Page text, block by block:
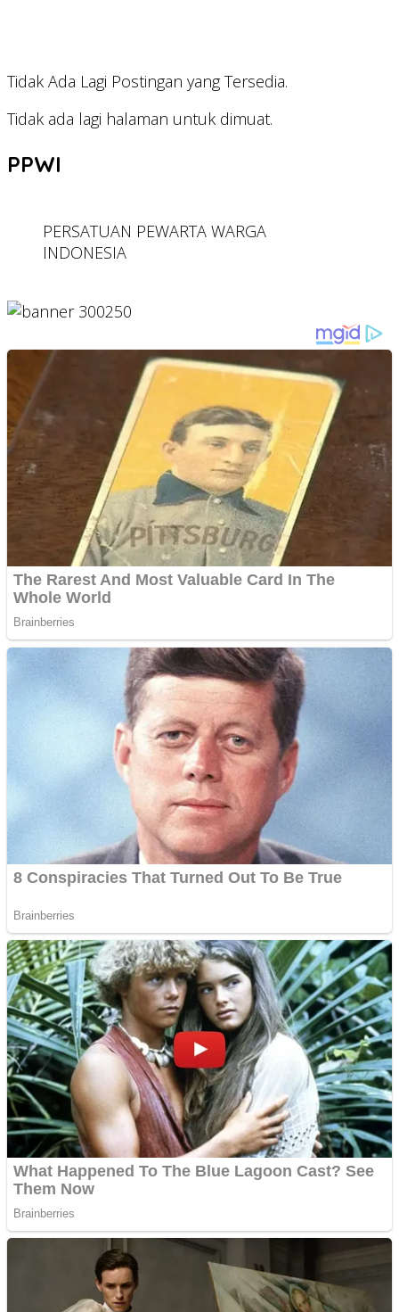
Tidak Ada Lagi Postingan yang Tersedia.
Tidak ada lagi halaman untuk dimuat.
PPWI
PERSATUAN PEWARTA WARGA
INDONESIA